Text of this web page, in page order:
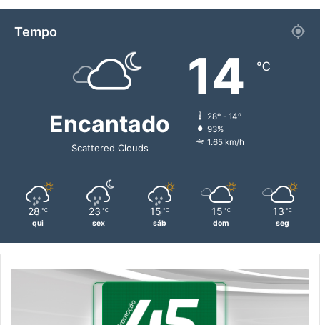
Tempo
Encantado
Scattered Clouds
14 ℃
28º - 14º
93%
1.65 km/h
28 ℃
qui
23 ℃
sex
15 ℃
sáb
15 ℃
dom
13 ℃
seg